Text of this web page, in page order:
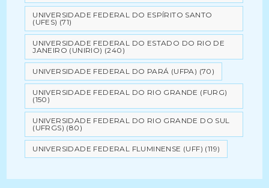
UNIVERSIDADE FEDERAL DO ESPÍRITO SANTO
(UFES) (71)
UNIVERSIDADE FEDERAL DO ESTADO DO RIO DE
JANEIRO (UNIRIO) (240)
UNIVERSIDADE FEDERAL DO PARÁ (UFPA) (70)
UNIVERSIDADE FEDERAL DO RIO GRANDE (FURG)
(150)
UNIVERSIDADE FEDERAL DO RIO GRANDE DO SUL
(UFRGS) (80)
UNIVERSIDADE FEDERAL FLUMINENSE (UFF) (119)